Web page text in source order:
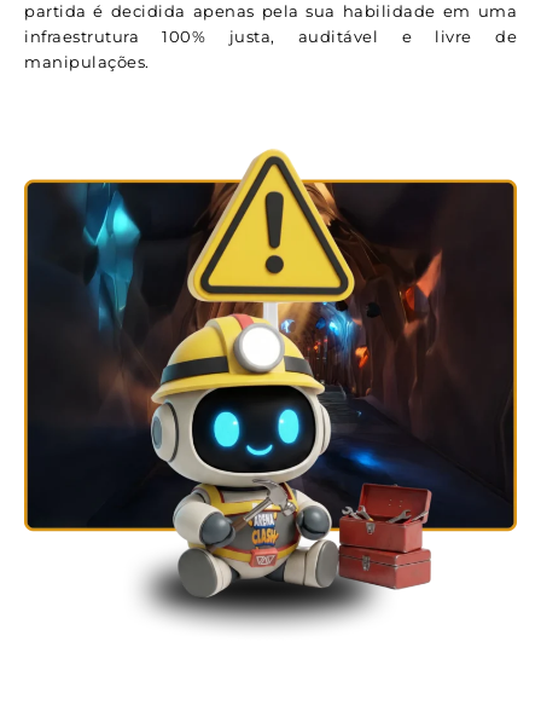
partida é decidida apenas pela sua habilidade em uma
infraestrutura 100% justa, auditável e livre de
manipulações.